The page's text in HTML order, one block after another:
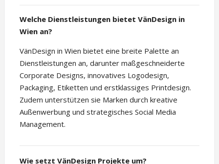
Welche Dienstleistungen bietet VänDesign in
Wien an?
VänDesign in Wien bietet eine breite Palette an
Dienstleistungen an, darunter maßgeschneiderte
Corporate Designs, innovatives Logodesign,
Packaging, Etiketten und erstklassiges Printdesign.
Zudem unterstützen sie Marken durch kreative
Außenwerbung und strategisches Social Media
Management.
Wie setzt VänDesign Projekte um?